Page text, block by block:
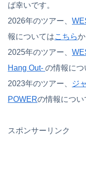
ば幸いです。
2026年のツアー、
報についてはこちら
2025年のツアー、
Hang Out- の情報につ
2023年のツアー、
ジ
POWERの情報につい
スポンサーリンク